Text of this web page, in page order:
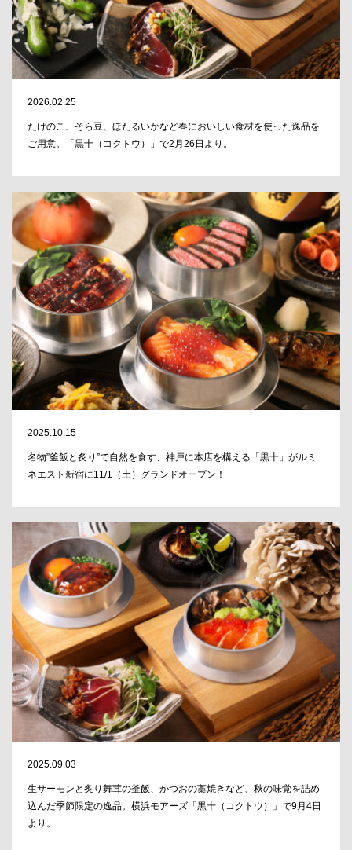
2026.02.25
たけのこ、そら豆、ほたるいかなど春においしい食材を使った逸品を
ご用意。「黒十（コクトウ）」で2月26日より。
2025.10.15
名物”釜飯と炙り”で自然を食す、神戸に本店を構える「黒十」がルミ
ネエスト新宿に11/1（土）グランドオープン！
2025.09.03
生サーモンと炙り舞茸の釜飯、かつおの藁焼きなど、秋の味覚を詰め
込んだ季節限定の逸品。横浜モアーズ「黒十（コクトウ）」で9月4日
より。